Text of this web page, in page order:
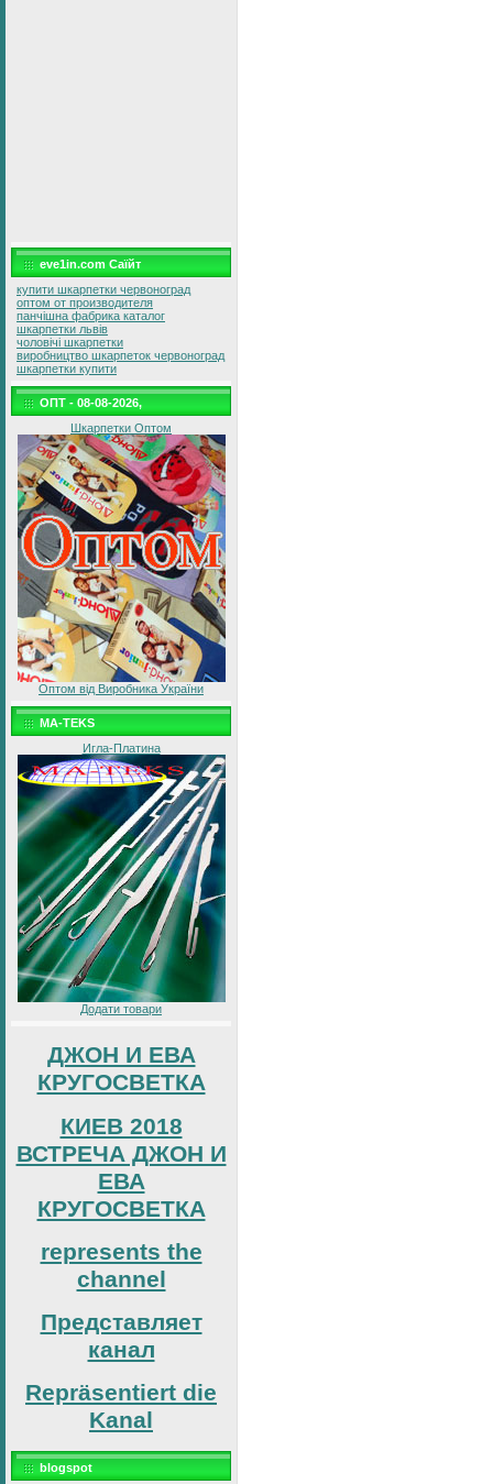
eve1in.com Саїйт
купити шкарпетки червоноград
оптом от производителя
панчішна фабрика каталог
шкарпетки львів
чоловічі шкарпетки
виробництво шкарпеток червоноград
шкарпетки купити
ОПТ - 08-08-2026,
Шкарпетки Оптом
Оптом від Виробника України
MA-TEKS
Игла-Платина
Додати товари
ДЖОН И ЕВА
КРУГОСВЕТКА
КИЕВ 2018
ВСТРЕЧА ДЖОН И
ЕВА
КРУГОСВЕТКА
represents the
channel
Представляет
канал
Repräsentiert die
Kanal
blogspot